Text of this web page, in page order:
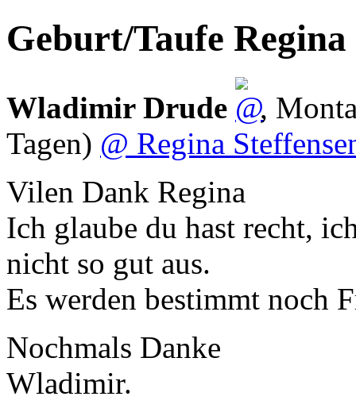
Geburt/Taufe
Wladimir Drude ,
Tagen) @ Regina
Vilen Dank Regina
Ich glaube du hast recht,
nicht so gut aus.
Es werden bestimmt noch
Nochmals Danke
Wladimir.